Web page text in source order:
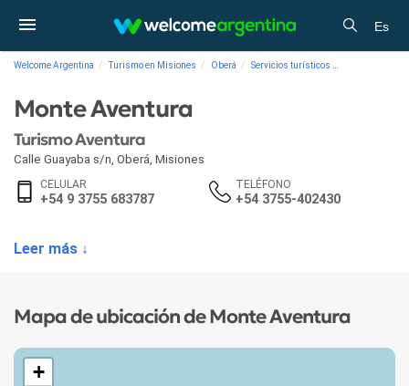
Es
Welcome Argentina Turismo en Misiones Oberá Servicios turísticos
Monte Aventura
Turismo Aventura
Calle Guayaba s/n, Oberá, Misiones
CELULAR
+54 9 3755 683787
TELÉFONO
+54 3755-402430
Leer más ↓
Mapa de ubicación de Monte Aventura
+